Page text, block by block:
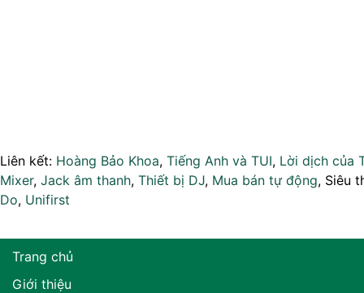
Liên kết: Hoàng Bảo Khoa, Tiếng Anh và TUI, Lời dịch của
Mixer, Jack âm thanh, Thiết bị DJ, Mua bán tự động, Siêu
Do, Unifirst
Trang chủ
Giới thiệu